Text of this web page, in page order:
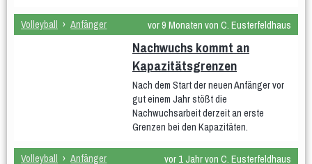
- Eltern & Kind Montag - Eltern & Kind Dienstag
- Eltern & Kind Mittwoch Krabbelgruppe
KiGa-Kids Montag 3 bis 6 Jahre
Kiga-Kids Dienstag 4 bis 6 Jahre
Kiga-Kids Mittwoch 3 bis 4 Jahre
Kiga-Kids Mittwoch 5 bis 6 Jahre
1.-3. Klasse Dienstag ca. 6 bis 8 Jahre
Volleyball › Anfänger vor 9 Monaten von C. Eusterfeldhaus
Nachwuchs kommt an
Kapazitätsgrenzen
Nach dem Start der neuen Anfänger vor
gut einem Jahr stößt die
Nachwuchsarbeit derzeit an erste
Grenzen bei den Kapazitäten.
Volleyball › Anfänger vor 1 Jahr von C. Eusterfeldhaus